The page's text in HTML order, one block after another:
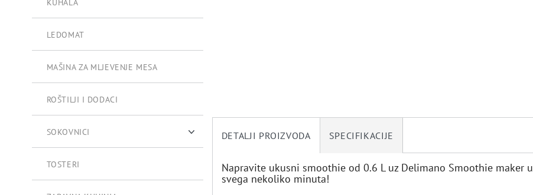
KUHALA
LEDOMAT
MAŠINA ZA MLJEVENJE MESA
ROŠTILJI I DODACI
SOKOVNICI
CJEDILJKA ZA AGRUME
TOSTERI
DETALJI PROIZVODA SPECIFIKACIJE
Napravite ukusni smoothie od 0.6 L uz Delimano Smoothie maker u
svega nekoliko minuta!